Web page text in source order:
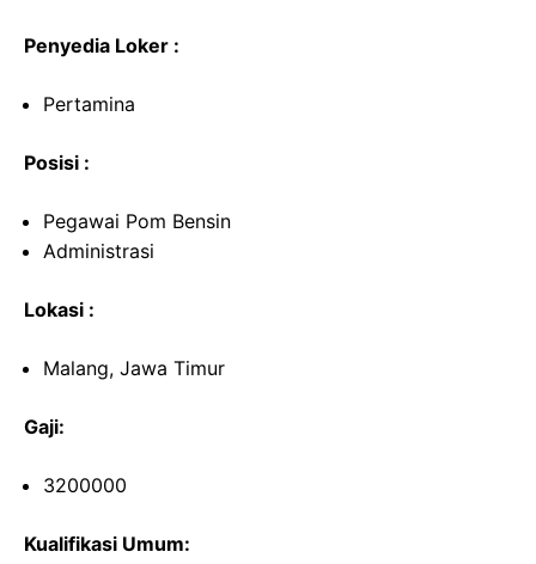
Penyedia Loker :
Pertamina
Posisi :
Pegawai Pom Bensin
Administrasi
Lokasi :
Malang, Jawa Timur
Gaji:
3200000
Kualifikasi Umum: